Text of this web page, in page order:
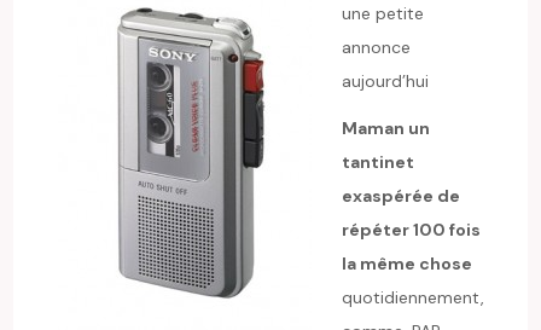
une petite
annonce
aujourd’hui
Maman un
tantinet
exaspérée de
répéter 100 fois
la même chose
quotidiennement,